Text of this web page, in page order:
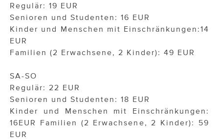
Regulär: 19 EUR
Senioren und Studenten: 16 EUR
Kinder und Menschen mit Einschränkungen:14
EUR
Familien (2 Erwachsene, 2 Kinder): 49 EUR
SA-SO
Regulär: 22 EUR
Senioren und Studenten: 18 EUR
Kinder und Menschen mit Einschränkungen:
16EUR Familien (2 Erwachsene, 2 Kinder): 59
EUR